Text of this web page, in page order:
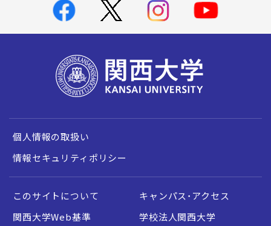
個人情報の取扱い
情報セキュリティポリシー
このサイトについて
キャンパス・アクセス
関西大学Web基準
学校法人関西大学